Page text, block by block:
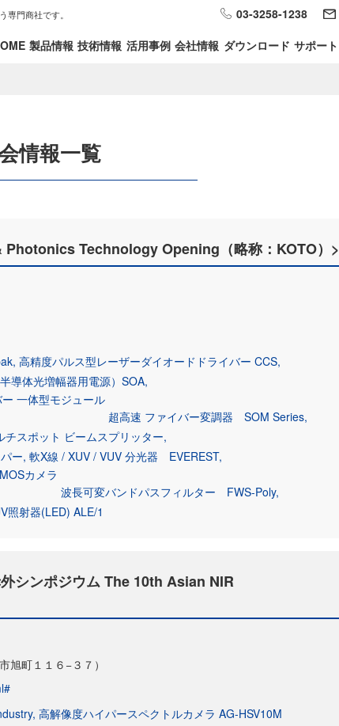
門商社です。 03-3258-1238
製品情報 技術情報 活用事例 会社情報 ダウンロード サポート
情報一覧
Technology Opening（略称：KOTO）>
高精度パルス型レーザーダイオードドライバー CCS
導体光増幅器用電源）SOA
一体型モジュール
超高速 ファイバー変調器 SOM Series
チスポット ビームスプリッター
ー 軟X線 / XUV / VUV 分光器 EVEREST
カメラ
波長可変バンドパスフィルター FWS-Poly
照射器(LED) ALE/1
シンポジウム The 10th Asian NIR
旭町１１６−３７）
高解像度ハイパースペクトルカメラ AG-HSV10M